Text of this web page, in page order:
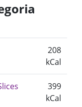
208
kCal
399
kCal